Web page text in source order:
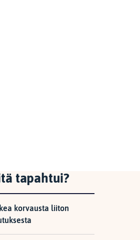
tapahtui?
korvausta liiton